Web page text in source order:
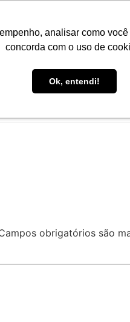
analisar como
concorda com o uso de
Ok, entendi!
CURSOS PÓS-
obrigatórios são